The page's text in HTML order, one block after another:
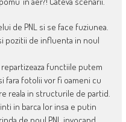
de PNL si se face fuziunea.
pozitii de influenta in noul
functiile putem
fara fotolii vor fi oameni cu
reala in structurile de partid.
in barca lor insa e putin